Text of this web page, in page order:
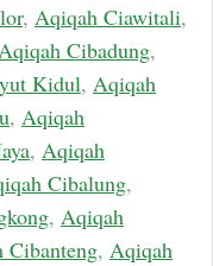
, Aqiqah Ciawitali,
Cibadung,
Kidul, Aqiqah
, Aqiqah
, Aqiqah
Cibalung,
, Aqiqah
Cibanteng, Aqiqah